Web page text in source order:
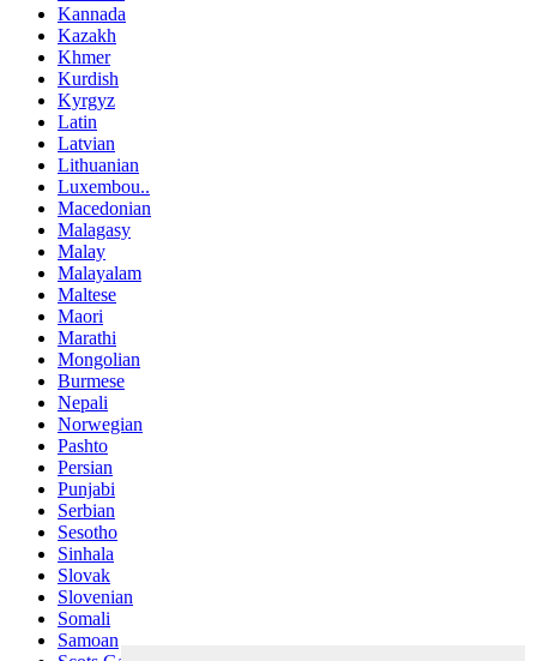
Kannada
Kazakh
Khmer
Kurdish
Kyrgyz
Latin
Latvian
Lithuanian
Luxembou..
Macedonian
Malagasy
Malay
Malayalam
Maltese
Maori
Marathi
Mongolian
Burmese
Nepali
Norwegian
Pashto
Persian
Punjabi
Serbian
Sesotho
Sinhala
Slovak
Slovenian
Somali
Samoan